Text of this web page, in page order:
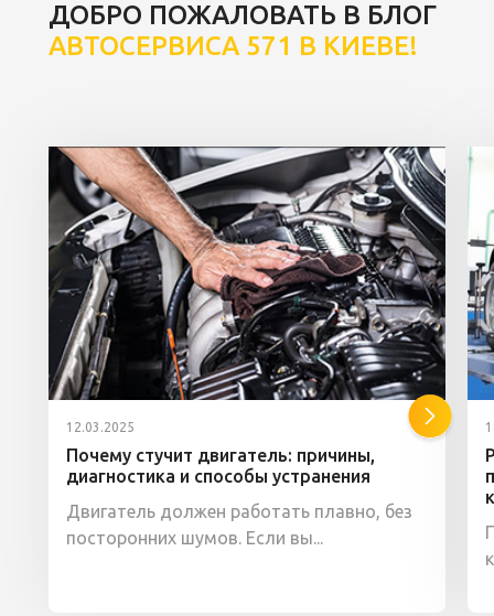
ДОБРО ПОЖАЛОВАТЬ В БЛОГ
АВТОСЕРВИСА 571 В КИЕВЕ!
12.03.2025
Почему стучит двигатель: причины,
диагностика и способы устранения
Двигатель должен работать плавно, без
посторонних шумов. Если вы...